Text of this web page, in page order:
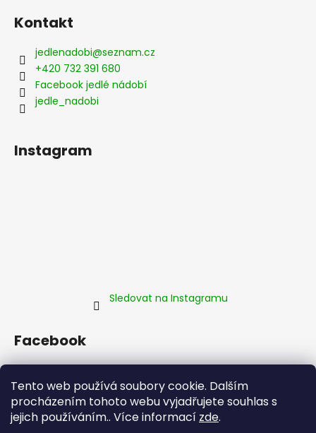
Tento web používá soubory cookie. Dalším
procházením tohoto webu vyjadřujete souhlas s
jejich používáním.. Více informací zde.
Kontakt
jedlenadobi@seznam.cz
+420 732 391 680
Facebook jedlé nádobí
jedle_nadobi
Instagram
Sledovat na Instagramu
Facebook